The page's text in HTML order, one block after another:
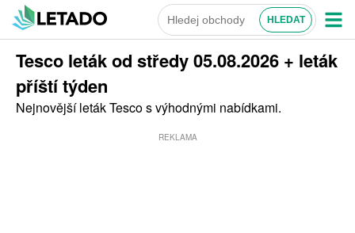
Tesco leták od středy 05.08.2026 + leták
příští týden
Nejnovější leták Tesco s výhodnými nabídkami.
REKLAMA